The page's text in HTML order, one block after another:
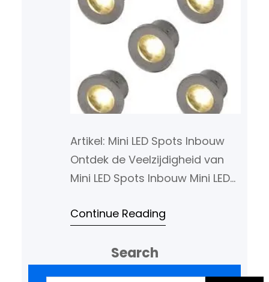
Artikel: Mini LED Spots Inbouw
Ontdek de Veelzijdigheid van
Mini LED Spots Inbouw Mini LED
keuze geworden voor het
van keukens en badkamers tot
Continue Reading
Search